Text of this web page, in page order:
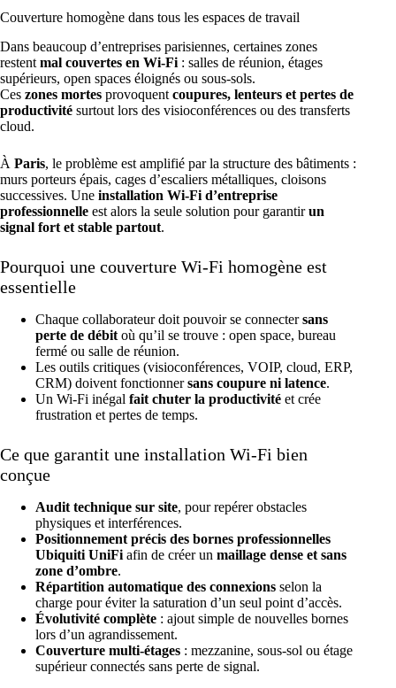
Couverture homogène dans tous les espaces de travail
Dans beaucoup d’entreprises parisiennes, certaines zones
restent mal couvertes en Wi-Fi : salles de réunion, étages
supérieurs, open spaces éloignés ou sous-sols.
Ces zones mortes provoquent coupures, lenteurs et pertes de
productivité surtout lors des visioconférences ou des transferts
cloud.
À Paris, le problème est amplifié par la structure des bâtiments :
murs porteurs épais, cages d’escaliers métalliques, cloisons
successives. Une installation Wi-Fi d’entreprise
professionnelle est alors la seule solution pour garantirun
signal fort et stable partout.
Pourquoi une couverture Wi-Fi homogène est
essentielle
Chaque collaborateur doit pouvoir se connectersans
perte de débit où qu’il se trouve : open space, bureau
fermé ou salle de réunion.
Les outils critiques (visioconférences, VOIP, cloud, ERP,
CRM) doivent fonctionnersans coupure ni latence.
Un Wi-Fi inégal fait chuter la productivité et crée
frustration et pertes de temps.
Ce que garantit une installation Wi-Fi bien
conçue
Audit technique sur site, pour repérer obstacles
physiques et interférences.
Positionnement précis des bornes professionnelles
Ubiquiti UniFi afin de créer un maillage dense et sans
zone d’ombre.
Répartition automatique des connexions selon la
charge pour éviter la saturation d’un seul point d’accès.
Évolutivité complète : ajout simple de nouvelles bornes
lors d’un agrandissement.
Couverture multi-étages : mezzanine, sous-sol ou étage
supérieur connectés sans perte de signal.